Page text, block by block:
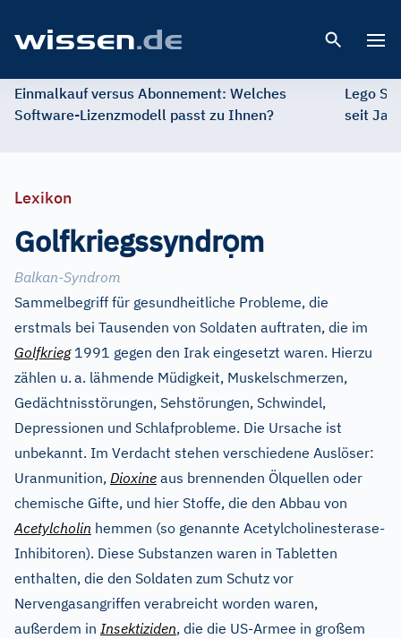
Einmalkauf versus Abonnement: Welches
Software-Lizenzmodell passt zu Ihnen?
Lego
seit
Lexikon
Golfkriegssyndrọm
Balkan-Syndrom
Sammelbegriff für gesundheitliche Probleme, die
erstmals bei Tausenden von Soldaten auftraten, die im
Golfkrieg1991 gegen den Irak eingesetzt waren. Hierzu
zählen u. a. lähmende Müdigkeit, Muskelschmerzen,
Gedächtnisstörungen, Sehstörungen, Schwindel,
Depressionen und Schlafprobleme. Die Ursache ist
unbekannt. Im Verdacht stehen verschiedene Auslöser:
Uranmunition, Dioxine aus brennenden Ölquellen oder
chemische Gifte, und hier Stoffe, die den Abbau von
Acetylcholin hemmen (so genannte Acetylcholinesterase-
Inhibitoren). Diese Substanzen waren in Tabletten
enthalten, die den Soldaten zum Schutz vor
Nervengasangriffen verabreicht worden waren,
außerdem in Insektiziden, die die US-Armee in großem